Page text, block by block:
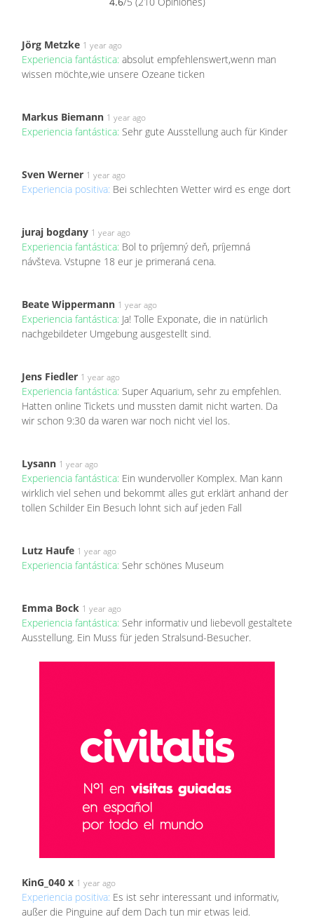
Jörg Metzke 1 year ago
Experiencia fantástica: absolut empfehlenswert,wenn man
wissen möchte,wie unsere Ozeane ticken
Markus Biemann 1 year ago
Experiencia fantástica: Sehr gute Ausstellung auch für Kinder
Sven Werner 1 year ago
Experiencia positiva: Bei schlechten Wetter wird es enge dort
juraj bogdany 1 year ago
Experiencia fantástica: Bol to príjemný deň, príjemná
návšteva. Vstupne 18 eur je primeraná cena.
Beate Wippermann 1 year ago
Experiencia fantástica: Ja! Tolle Exponate, die in natürlich
nachgebildeter Umgebung ausgestellt sind.
Jens Fiedler 1 year ago
Experiencia fantástica: Super Aquarium, sehr zu empfehlen.
Hatten online Tickets und mussten damit nicht warten. Da
wir schon 9:30 da waren war noch nicht viel los.
Lysann 1 year ago
Experiencia fantástica: Ein wundervoller Komplex. Man kann
wirklich viel sehen und bekommt alles gut erklärt anhand der
tollen Schilder Ein Besuch lohnt sich auf jeden Fall
Lutz Haufe 1 year ago
Experiencia fantástica: Sehr schönes Museum
Emma Bock 1 year ago
Experiencia fantástica: Sehr informativ und liebevoll gestaltete
Ausstellung. Ein Muss für jeden Stralsund-Besucher.
KinG_040 x 1 year ago
Experiencia positiva: Es ist sehr interessant und informativ,
außer die Pinguine auf dem Dach tun mir etwas leid.